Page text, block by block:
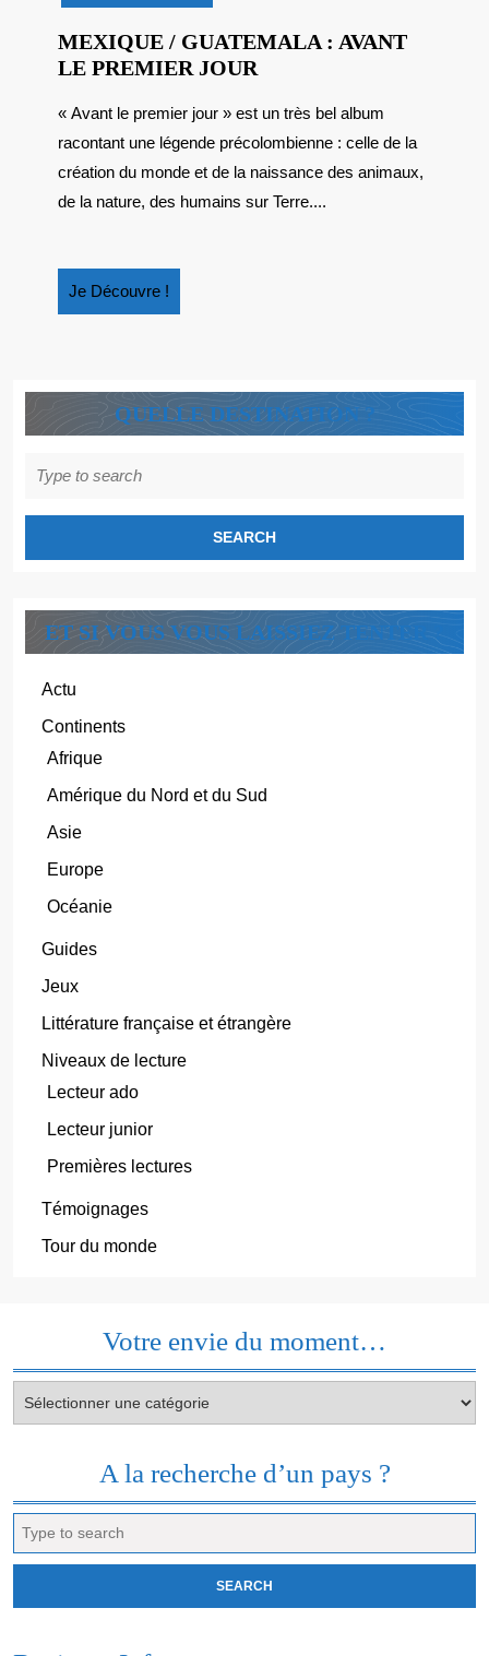
MEXIQUE / GUATEMALA : AVANT
LE PREMIER JOUR
GUATEMALA
:
AVANT
LE
« Avant le premier jour » est un très bel album
racontant une légende précolombienne : celle de la
création du monde et de la naissance des animaux,
de la nature, des humains sur Terre....
Je Découvre !
Découvre
QUELLE DESTINATION ?
for:
ET SI VOUS VOUS LAISSIEZ TENTER ?
Actu
Continents
Afrique
Amérique du Nord et du Sud
Asie
Europe
Océanie
Guides
Jeux
Littérature française et étrangère
Niveaux de lecture
Lecteur ado
Lecteur junior
Premières lectures
Témoignages
Tour du monde
Votre envie du moment…
envie
A la recherche d’un pays ?
for: